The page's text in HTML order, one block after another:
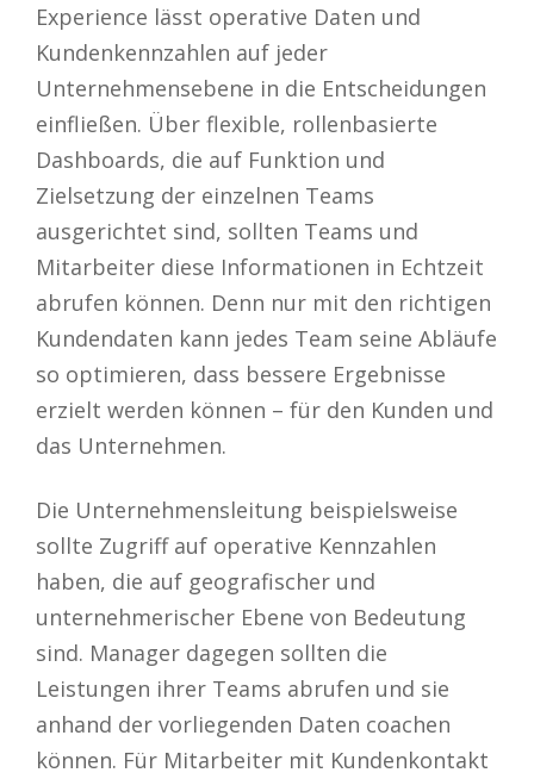
Experience lässt operative Daten und
Kundenkennzahlen auf jeder
Unternehmensebene in die Entscheidungen
einfließen. Über flexible, rollenbasierte
Dashboards, die auf Funktion und
Zielsetzung der einzelnen Teams
ausgerichtet sind, sollten Teams und
Mitarbeiter diese Informationen in Echtzeit
abrufen können. Denn nur mit den richtigen
Kundendaten kann jedes Team seine Abläufe
so optimieren, dass bessere Ergebnisse
erzielt werden können – für den Kunden und
das Unternehmen.
Die Unternehmensleitung beispielsweise
sollte Zugriff auf operative Kennzahlen
haben, die auf geografischer und
unternehmerischer Ebene von Bedeutung
sind. Manager dagegen sollten die
Leistungen ihrer Teams abrufen und sie
anhand der vorliegenden Daten coachen
können. Für Mitarbeiter mit Kundenkontakt